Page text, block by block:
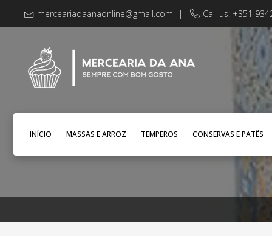
merceariadaanaonline@gmail.com | Call us: +351
INÍCIO MASSAS E ARROZ TEMPEROS CONSERVAS E PATÊS